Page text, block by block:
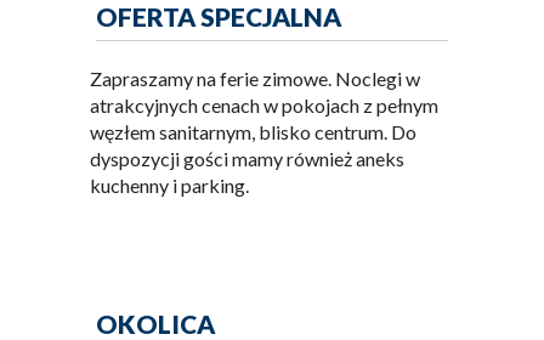
OFERTA SPECJALNA
Zapraszamy na ferie zimowe. Noclegi w
atrakcyjnych cenach w pokojach z pełnym
węzłem sanitarnym, blisko centrum. Do
dyspozycji gości mamy również aneks
kuchenny i parking.
OKOLICA